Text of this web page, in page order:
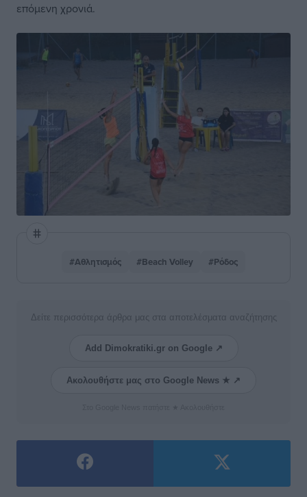
επόμενη χρονιά.
#Αθλητισμός #Beach Volley #Ρόδος
Δείτε περισσότερα άρθρα μας στα αποτελέσματα αναζήτησης
Add Dimokratiki.gr on Google ↗
Ακολουθήστε μας στο Google News ★ ↗